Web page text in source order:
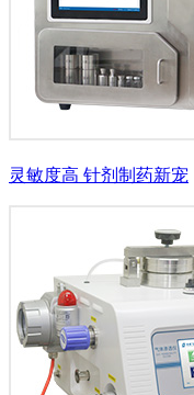
灵敏度高 针剂制药新宠